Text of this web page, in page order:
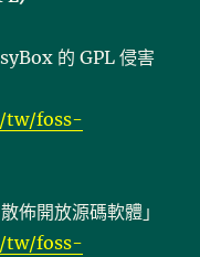
的 GPL 侵害
tw/foss-
佈開放源碼軟體」
tw/foss-